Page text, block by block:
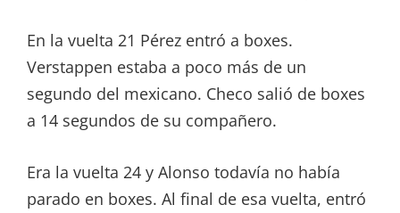
En la vuelta 21 Pérez entró a boxes.
Verstappen estaba a poco más de un
segundo del mexicano. Checo salió de boxes
a 14 segundos de su compañero.
Era la vuelta 24 y Alonso todavía no había
parado en boxes. Al final de esa vuelta, entró